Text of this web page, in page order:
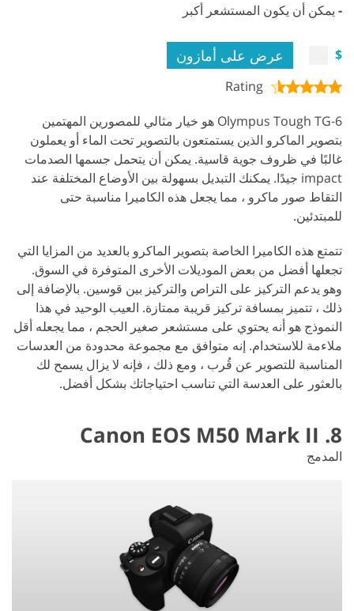
- يمكن أن يكون المستشعر أكبر
$ عرض على أمازون
Rating
Olympus Tough TG-6 هو خيار مثالي للمصورين المهتمين
بتصوير الماكرو الذين يستمتعون بالتصوير تحت الماء أو يعملون
غالبًا في ظروف جوية قاسية. يمكن أن يتحمل جسمها الصدمات
impact جيدًا. يمكنك التبديل بسهولة بين الأوضاع المختلفة عند
التقاط صور ماكرو ، مما يجعل هذه الكاميرا مناسبة حتى
للمبتدئين.
تتمتع هذه الكاميرا الخاصة بتصوير الماكرو بالعديد من المزايا التي
تجعلها أفضل من بعض الموديلات الأخرى المتوفرة في السوق.
وهو يدعم التركيز على التراص والتركيز بين قوسين. بالإضافة إلى
ذلك ، تتميز بمسافة تركيز قريبة ممتازة. العيب الوحيد في هذا
النموذج هو أنه يحتوي على مستشعر صغير الحجم ، مما يجعله أقل
ملاءمة للاستخدام. إنه متوافق مع مجموعة محدودة من العدسات
المناسبة للتصوير عن قُرب ، ومع ذلك ، فإنه لا يزال يسمح لك
بالعثور على العدسة التي تناسب احتياجاتك بشكل أفضل.
8. Canon EOS M50 Mark II
المدمج